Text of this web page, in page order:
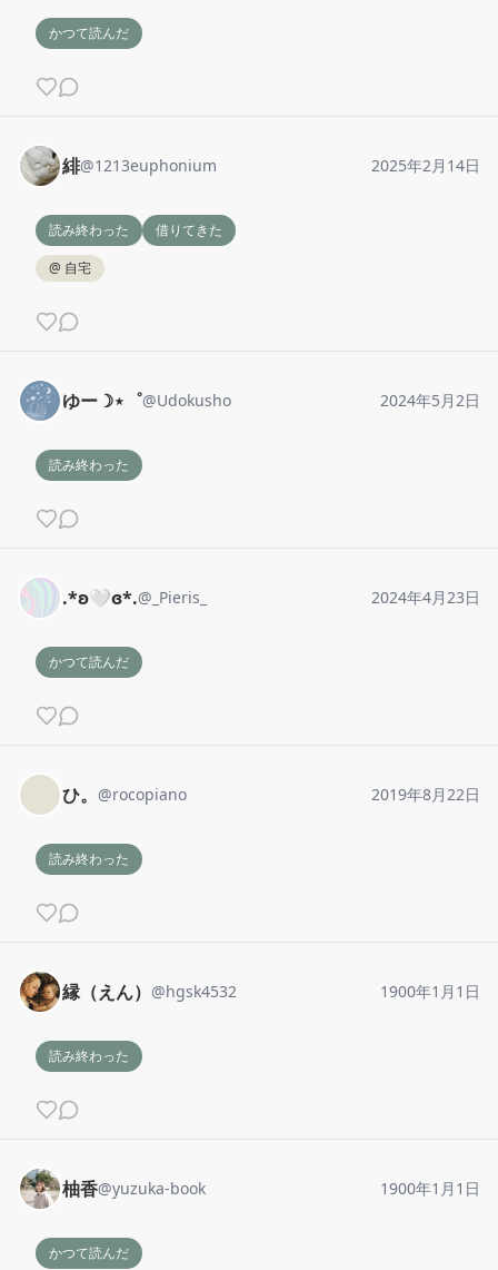
かつて読んだ
緋@1213euphonium 2025年2月14日
読み終わった
借りてきた
@ 自宅
ゆー☽⋆゜@Udokusho 2024年5月2日
読み終わった
.*ʚ🤍ɞ*.@ _Pieris_ 2024年4月23日
かつて読んだ
ひ。 @rocopiano 2019年8月22日
読み終わった
縁（えん） @hgsk4532 1900年1月1日
読み終わった
柚香@yuzuka-book 1900年1月1日
かつて読んだ